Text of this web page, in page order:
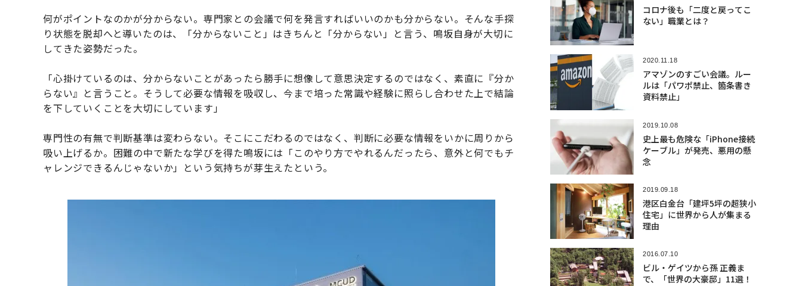
何がポイントなのかが分からない。専門家との会議で何を発言すればいいのかも分からない。そんな手探
り状態を脱却へと導いたのは、「分からないこと」はきちんと「分からない」と言う、鳴坂自身が大切に
してきた姿勢だった。
「心掛けているのは、分からないことがあったら勝手に想像して意思決定するのではなく、素直に『分か
らない』と言うこと。そうして必要な情報を吸収し、今まで培った常識や経験に照らし合わせた上で結論
を下していくことを大切にしています」
専門性の有無で判断基準は変わらない。そこにこだわるのではなく、判断に必要な情報をいかに周りから
吸い上げるか。困難の中で新たな学びを得た鳴坂には「このやり方でやれるんだったら、意外と何でもチ
ャレンジできるんじゃないか」という気持ちが芽生えたという。
コロナ後も「二度と戻ってこ
ない」職業とは？
2020.11.18
アマゾンのすごい会議。ルー
ルは「パワポ禁止、箇条書き
資料禁止」
2019.10.08
史上最も危険な「iPhone接続
ケーブル」が発売、悪用の懸
念
2019.09.18
港区白金台「建坪5坪の超狭小
住宅」に世界から人が集まる
理由
2016.07.10
ビル・ゲイツから孫 正義ま
で、「世界の大豪邸」11選！